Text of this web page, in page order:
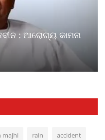
: ଆରୋଗ୍ୟ କାମନା
majhi rain accident